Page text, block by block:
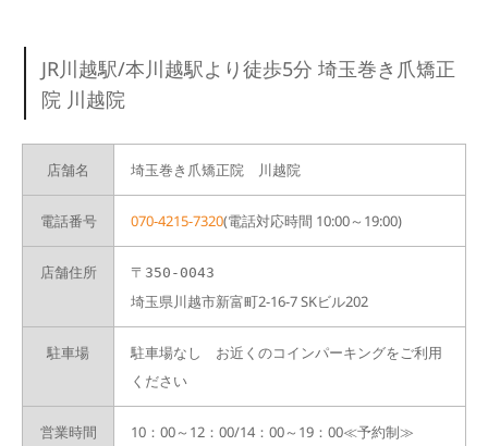
JR川越駅/本川越駅より徒歩5分 埼玉巻き爪矯正
院 川越院
店舗名 埼玉巻き爪矯正院 川越院
電話番号 070-4215-7320(電話対応時間 10:00～19:00)
店舗住所 〒350-0043
埼玉県川越市新富町2-16-7 SKビル202
駐車場
駐車場なし お近くのコインパーキングをご利用
ください
営業時間 10：00～12：00/14：00～19：00≪予約制≫